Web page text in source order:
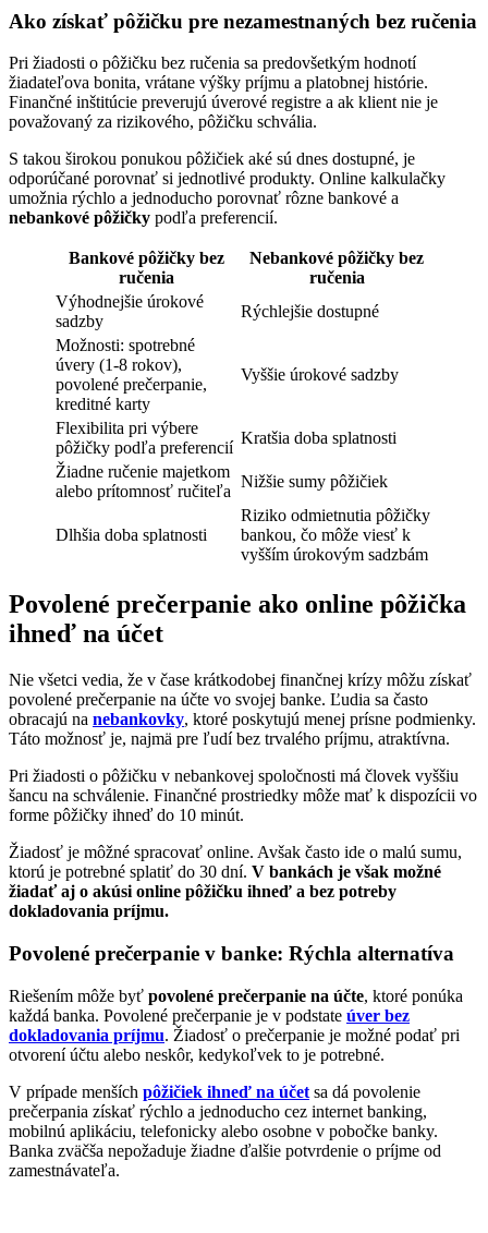
Ako získať pôžičku pre nezamestnaných bez ručenia
Pri žiadosti o pôžičku bez ručenia sa predovšetkým hodnotí
žiadateľova bonita, vrátane výšky príjmu a platobnej histórie.
Finančné inštitúcie preverujú úverové registre a ak klient nie je
považovaný za rizikového, pôžičku schvália.
S takou širokou ponukou pôžičiek aké sú dnes dostupné, je
odporúčané porovnať si jednotlivé produkty. Online kalkulačky
umožnia rýchlo a jednoducho porovnať rôzne bankové a
nebankové pôžičky podľa preferencií.
Bankové pôžičky bez
ručenia
Nebankové pôžičky bez
ručenia
Výhodnejšie úrokové
sadzby
Rýchlejšie dostupné
Možnosti: spotrebné
úvery (1-8 rokov),
povolené prečerpanie,
kreditné karty
Vyššie úrokové sadzby
Flexibilita pri výbere
pôžičky podľa preferencií
Kratšia doba splatnosti
Žiadne ručenie majetkom
alebo prítomnosť ručiteľa
Nižšie sumy pôžičiek
Dlhšia doba splatnosti
Riziko odmietnutia pôžičky
bankou, čo môže viesť k
vyšším úrokovým sadzbám
Povolené prečerpanie ako online pôžička
ihneď na účet
Nie všetci vedia, že v čase krátkodobej finančnej krízy môžu získať
povolené prečerpanie na účte vo svojej banke. Ľudia sa často
obracajú na nebankovky, ktoré poskytujú menej prísne podmienky.
Táto možnosť je, najmä pre ľudí bez trvalého príjmu, atraktívna.
Pri žiadosti o pôžičku v nebankovej spoločnosti má človek vyššiu
šancu na schválenie. Finančné prostriedky môže mať k dispozícii vo
forme pôžičky ihneď do 10 minút.
Žiadosť je môžné spracovať online. Avšak často ide o malú sumu,
ktorú je potrebné splatiť do 30 dní. V bankách je však možné
žiadať aj o akúsi online pôžičku ihneď a bez potreby
dokladovania príjmu.
Povolené prečerpanie v banke: Rýchla alternatíva
Riešením môže byť povolené prečerpanie na účte, ktoré ponúka
každá banka. Povolené prečerpanie je v podstate úver bez
dokladovania príjmu. Žiadosť o prečerpanie je možné podať pri
otvorení účtu alebo neskôr, kedykoľvek to je potrebné.
V prípade menších pôžičiek ihneď na účet sa dá povolenie
prečerpania získať rýchlo a jednoducho cez internet banking,
mobilnú aplikáciu, telefonicky alebo osobne v pobočke banky.
Banka zväčša nepožaduje žiadne ďalšie potvrdenie o príjme od
zamestnávateľa.